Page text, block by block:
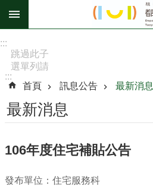
跳到主要內容區塊
階
搜
尋
息
告
:::
跳過此子
選單列請
[Enter]，
繼續則按
[Tab]
:::
首頁
訊息公告 最新消息
最新消息
106年度住宅補貼公告
發布單位：住宅服務科